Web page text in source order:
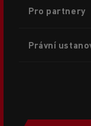
Pro partnery
Právní